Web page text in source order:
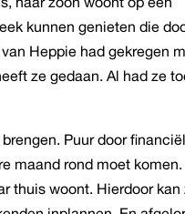
kunnen genieten die
Heppie had gekregen
ze gedaan. Al had ze
Puur door
maand rond moet komen.
thuis woont. Hierdoor kan